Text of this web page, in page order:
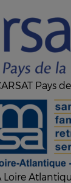
Pays
Loire